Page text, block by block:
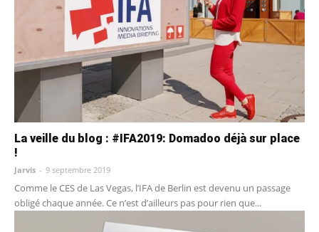
La veille du blog : #IFA2019: Domadoo déjà sur place
!
Jarvis - 9 septembre 2019
Comme le CES de Las Vegas, l’IFA de Berlin est devenu un passage
obligé chaque année. Ce n’est d’ailleurs pas pour rien que...